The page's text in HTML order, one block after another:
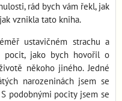
rád bych vám řekl, jak
vznikla tato kniha.
ustavičném strachu a
pocit, jako bych hovořil o
někoho jiného. Jedné
narozeninách jsem se
podobnými pocity jsem se